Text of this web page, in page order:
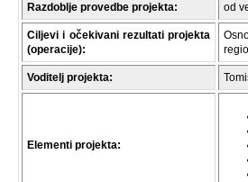
Razdoblje provedbe projekta: od
Ciljevi i očekivani rezultati projekta
(operacije):
Voditelj projekta:
Elementi projekta: